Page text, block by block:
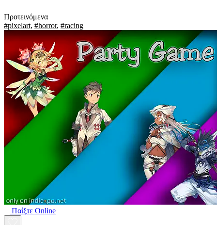
Προτεινόμενα
#pixelart, #horror, #racing
Παίξτε Online